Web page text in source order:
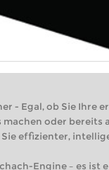
- Egal, ob Sie Ihre
machen oder bereits
effizienter,
Engine – es ist